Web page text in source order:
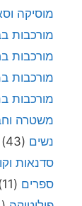
מוסיקה
מורכבות
מורכבות
מורכבות
מורכבות
משטרה
נשים (43)
סדנאות
ספרים (11)